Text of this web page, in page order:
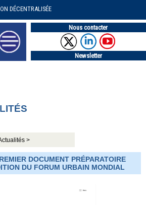
DÉCENTRALISÉE
Nous contacter
Newsletter
>
DOCUMENT PRÉPARATOIRE
DU FORUM URBAIN MONDIAL